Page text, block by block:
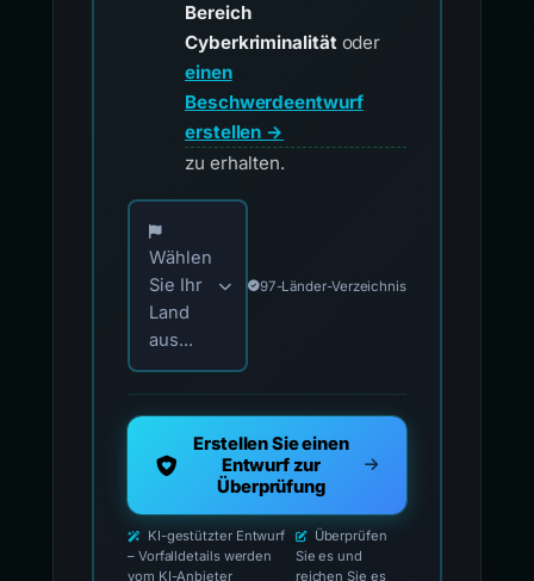
Bereich
Cyberkriminalitätoder
einen
Beschwerdeentwurf
erstellen →
zu erhalten.
Wählen Sie Ihr Land für offizielle
Wählen
Sie Ihr
Land
aus...
97-Länder-Verzeichnis
Erstellen Sie einen
Entwurf zur
Überprüfung
KI-gestützter Entwurf
– Vorfalldetails werden
vom KI-Anbieter
Überprüfen
Sie es und
reichen Sie es